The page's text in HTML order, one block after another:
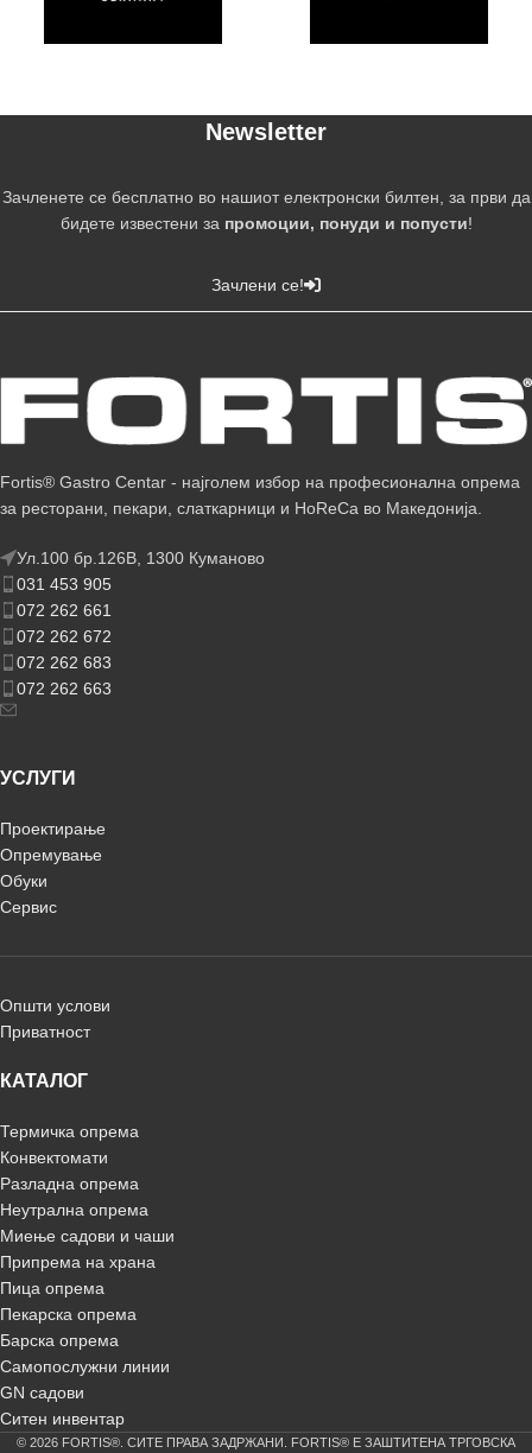
Newsletter
Зачленете се бесплатно во нашиот електронски билтен, за први да
бидете известени за промоции, понуди и попусти!
Зачлени се!
Fortis® Gastro Centar - најголем избор на професионална опрема
за ресторани, пекари, слаткарници и HoReCa во Македонија.
Ул.100 бр.126В, 1300 Куманово
031 453 905
072 262 661
072 262 672
072 262 683
072 262 663
УСЛУГИ
Проектирање
Опремување
Обуки
Сервис
Општи услови
Приватност
КАТАЛОГ
Термичка опрема
Конвектомати
Разладна опрема
Неутрална опрема
Миење садови и чаши
Припрема на храна
Пица опрема
Пекарска опрема
Барска опрема
Самопослужни линии
GN садови
Ситен инвентар
© 2026 FORTIS®. СИТЕ ПРАВА ЗАДРЖАНИ. FORTIS® Е ЗАШТИТЕНА ТРГОВСКА